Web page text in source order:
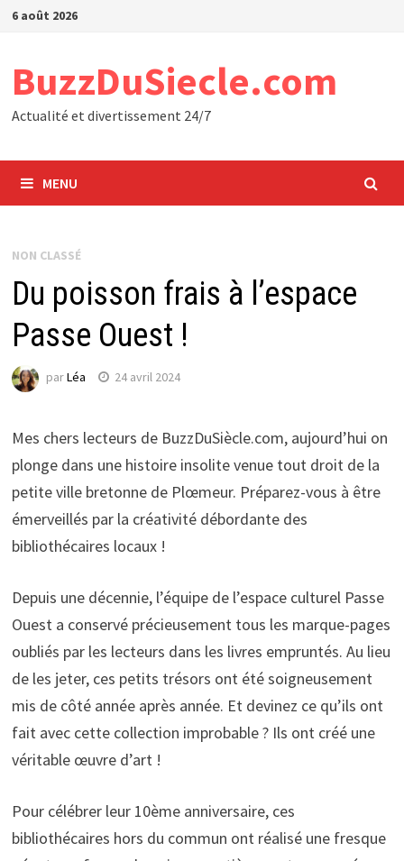
Passer
6 août 2026
BuzzDuSiecle.com
Actualité et divertissement 24/7
MENU
NON CLASSÉ
Du poisson frais à l’espace
Passe Ouest !
parLéa 24 avril 2024
Mes chers lecteurs de BuzzDuSiècle.com, aujourd’hui on
plonge dans une histoire insolite venue tout droit de la
petite ville bretonne de Plœmeur. Préparez-vous à être
émerveillés par la créativité débordante des
bibliothécaires locaux !
Depuis une décennie, l’équipe de l’espace culturel Passe
Ouest a conservé précieusement tous les marque-pages
oubliés par les lecteurs dans les livres empruntés. Au lieu
de les jeter, ces petits trésors ont été soigneusement
mis de côté année après année. Et devinez ce qu’ils ont
fait avec cette collection improbable ? Ils ont créé une
véritable œuvre d’art !
Pour célébrer leur 10ème anniversaire, ces
bibliothécaires hors du commun ont réalisé une fresque